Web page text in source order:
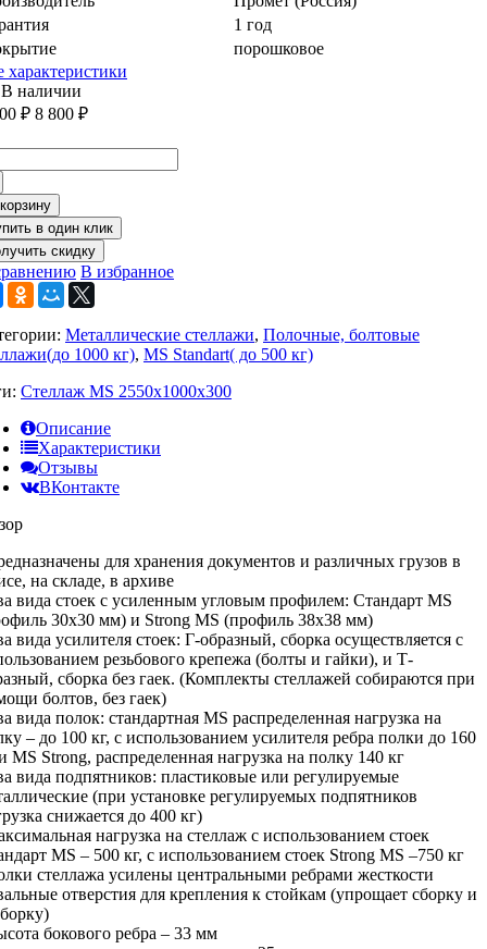
1 год
порошковое
характеристики
наличии
₽ 8 800 ₽
скидку
В избранное
Металлические стеллажи, Полочные, болтовые
1000 кг), MS Standart( до 500 кг)
Стеллаж MS 2550x1000x300
Описание
Характеристики
Отзывы
ВКонтакте
для хранения документов и различных грузов в
на складе, в архиве
вида стоек с усиленным угловым профилем: Стандарт MS
30х30 мм) и Strong MS (профиль 38х38 мм)
вида усилителя стоек: Г-образный, сборка осуществляется с
резьбового крепежа (болты и гайки), и Т-
сборка без гаек. (Комплекты стеллажей собираются при
болтов, без гаек)
вида полок: стандартная MS распределенная нагрузка на
– до 100 кг, с использованием усилителя ребра полки до 160
MS Strong, распределенная нагрузка на полку 140 кг
вида подпятников: пластиковые или регулируемые
(при установке регулируемых подпятников
снижается до 400 кг)
нагрузка на стеллаж с использованием стоек
MS – 500 кг, с использованием стоек Strong MS –750 кг
стеллажа усилены центральными ребрами жесткости
отверстия для крепления к стойкам (упрощает сборку и
бокового ребра – 33 мм